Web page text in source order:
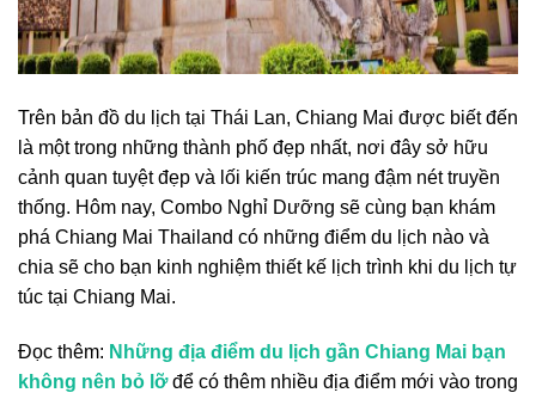
Trên bản đồ du lịch tại Thái Lan, Chiang Mai được biết đến
là một trong những thành phố đẹp nhất, nơi đây sở hữu
cảnh quan tuyệt đẹp và lối kiến trúc mang đậm nét truyền
thống. Hôm nay, Combo Nghỉ Dưỡng sẽ cùng bạn khám
phá Chiang Mai Thailand có những điểm du lịch nào và
chia sẽ cho bạn kinh nghiệm thiết kế lịch trình khi du lịch tự
túc tại Chiang Mai.
Đọc thêm: Những địa điểm du lịch gần Chiang Mai bạn
không nên bỏ lỡ để có thêm nhiều địa điểm mới vào trong